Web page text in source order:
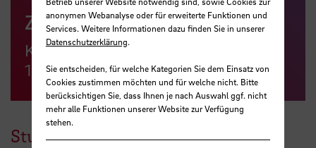
Zoom
Kenncode für die Teilnahme in Zoom:
190624
Studie als Download
anonymen Webanalyse oder für erweiterte Funktionen und
Services. Weitere Informationen dazu finden Sie in unserer
Datenschutzerklärung.
Sie entscheiden, für welche Kategorien Sie dem Einsatz von
Cookies zustimmen möchten und für welche nicht. Bitte
berücksichtigen Sie, dass Ihnen je nach Auswahl ggf. nicht
mehr alle Funktionen unserer Website zur Verfügung
stehen.